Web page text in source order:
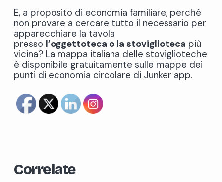
E, a proposito di economia familiare, perché
non provare a cercare tutto il necessario per
apparecchiare la tavola
presso l’oggettoteca o la stoviglioteca più
vicina? La mappa italiana delle stoviglioteche
è disponibile gratuitamente sulle mappe dei
punti di economia circolare di Junker app.
Correlate